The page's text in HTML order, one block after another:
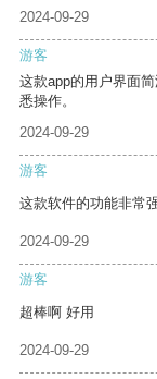
2024-09-29
游客
这款app的用户界面
悉操作。
2024-09-29
游客
这款软件的功能非常
2024-09-29
游客
超棒啊 好用
2024-09-29